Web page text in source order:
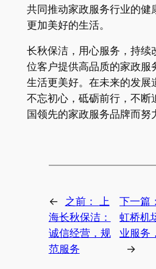
共同推动家政服务行业的健
更加美好的生活。
长秋保洁，用心服务，持续
位客户提供高品质的家政服
生活更美好。在未来的发展
不忘初心，砥砺前行，不断
国领先的家政服务品牌而努
← 之前： 上
海长秋保洁：
诚信经营，规
范服务
下一篇：
虹桥机
业服务
→